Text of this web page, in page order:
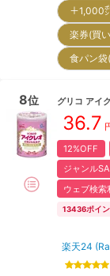
＋1,000
楽券(買
食パン
8位 グリコ アイ
36.7
12%OFF
ジャンル
ウェブ検索
13436ポイ
楽天24